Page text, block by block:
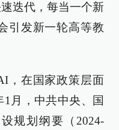
迭代，每当一个新
引发新一轮高等教
，在国家政策层面
月，中共中央、国
规划纲要（2024-